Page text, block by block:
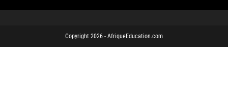
Copyright 2026 - AfriqueEducation.com